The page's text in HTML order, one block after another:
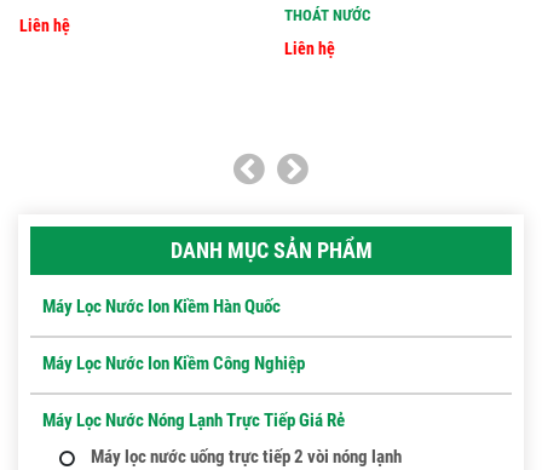
Liên hệ
THOÁT NƯỚC
Liên hệ
DANH MỤC SẢN PHẨM
Máy Lọc Nước Ion Kiềm Hàn Quốc
Máy Lọc Nước Ion Kiềm Công Nghiệp
Máy Lọc Nước Nóng Lạnh Trực Tiếp Giá Rẻ
Máy lọc nước uống trực tiếp 2 vòi nóng lạnh